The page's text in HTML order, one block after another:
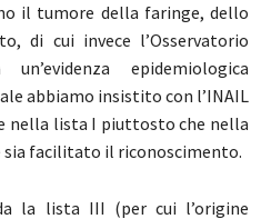
il tumore della faringe, dello
di cui invece l’Osservatorio
epidemiologica
abbiamo insistito con l’INAIL
nella lista I piuttosto che nella
sia facilitato il riconoscimento.
la lista III (per cui l’origine